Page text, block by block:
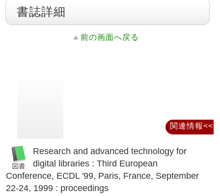
書誌詳細
前の画面へ戻る
Research and advanced technology for
digital libraries : Third European
Conference, ECDL '99, Paris, France, September
22-24, 1999 : proceedings
関連情報<<